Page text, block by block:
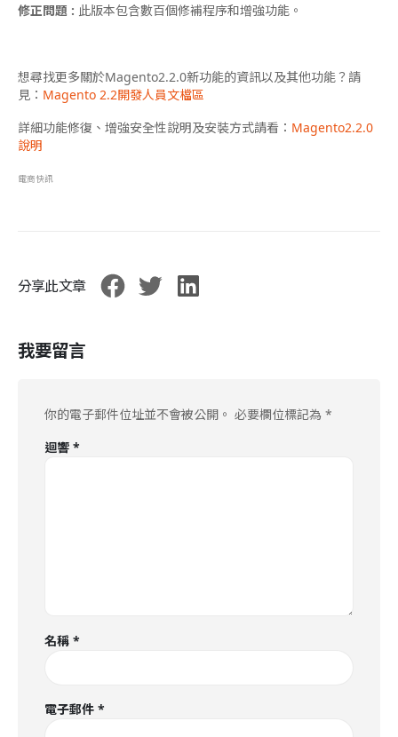
修正問題 : 此版本包含數百個修補程序和增強功能。
想尋找更多關於Magento2.2.0新功能的資訊以及其他功能？請
見： Magento 2.2開發人員文檔區
詳細功能修復、增強安全性說明及安裝方式請看： Magento2.2.0
說明
電商快訊
分享此文章
我要留言
你的電子郵件位址並不會被公開。 必要欄位標記為 *
迴響 *
名稱 *
電子郵件 *